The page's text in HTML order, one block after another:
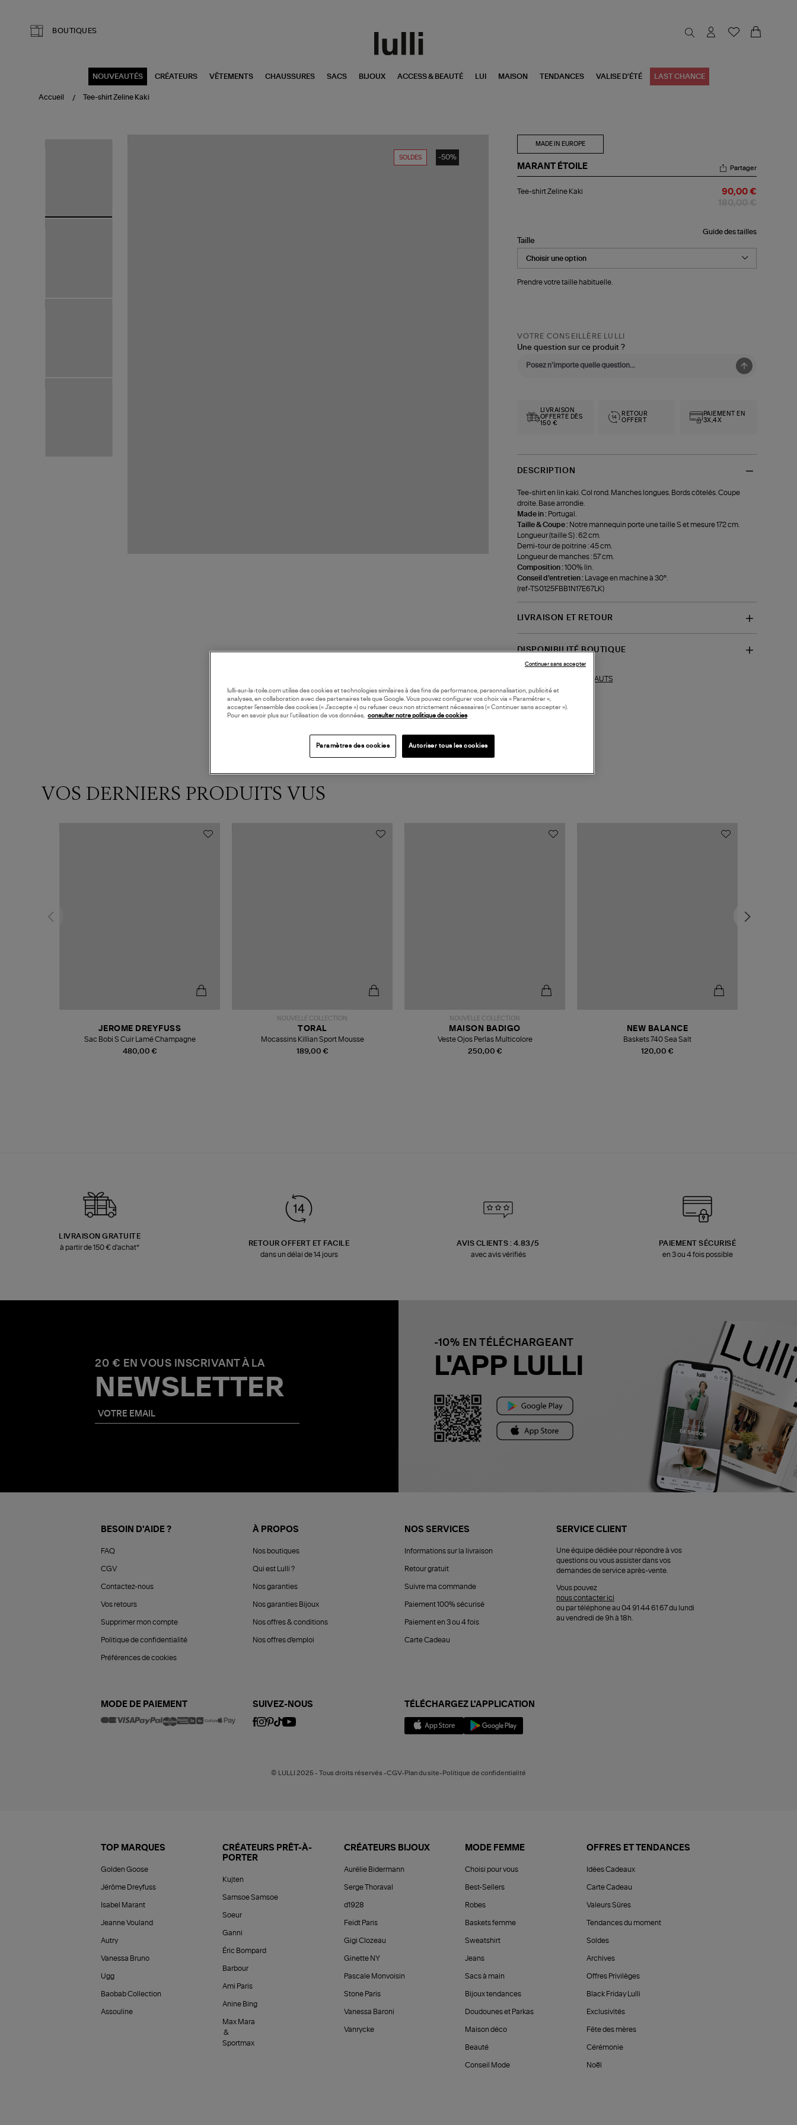
BOUTIQUES
NOUVEAUTÉS CRÉATEURS VÊTEMENTS CHAUSSURES SACS BIJOUX ACCESS & BEAUTÉ LUI MAISON TENDANCES VALISE D'ÉTÉ LAST CHANCE
Accueil Tee-shirt Zeline Kaki
SOLDES -50%
MADE IN EUROPE
MARANT ÉTOILE
shirt
Partager
Tee-shirt Zeline Kaki 90,00 €
Guide des tailles
Taille
Prendre votre taille habituelle.
VOTRE CONSEILLÈRE LULLI
Une question sur ce produit ?
LIVRAISON
OFFERTE DÈS
150 €
RETOUR
OFFERT
PAIEMENT EN
3X,4X
DESCRIPTION
Tee-shirt en lin kaki. Col rond. Manches longues. Bords côtelés. Coupe
droite. Base arrondie.
Made in : Portugal.
Taille & Coupe : Notre mannequin porte une taille S et mesure 172 cm.
Longueur (taille S) : 62 cm.
Demi-tour de poitrine : 45 cm.
Longueur de manches : 57 cm.
Composition :100% lin.
Conseil d'entretien :
Lavage en machine à 30°.
(ref-TS0125FBB1N17E67LK)
LIVRAISON ET RETOUR
DISPONIBILITÉ BOUTIQUE
HAUTS
VOS DERNIERS PRODUITS VUS
480,00 €
JEROME DREYFUSS
Sac Bobi S Cuir Lamé Champagne
NOUVELLE COLLECTION
189,00 €
TORAL
Mocassins Killian Sport Mousse
NOUVELLE COLLECTION
250,00 €
MAISON BADIGO
Veste Ojos Perlas Multicolore
120,00 €
NEW BALANCE
Baskets 740 Sea Salt
LIVRAISON GRATUITE
à partir de 150 € d'achat*
RETOUR OFFERT ET FACILE
dans un délai de 14 jours
AVIS CLIENTS : 4.83/5
avec avis vérifiés
PAIEMENT SÉCURISÉ
en 3 ou 4 fois possible
20 € EN VOUS INSCRIVANT À LA
NEWSLETTER
-10% EN TÉLÉCHARGEANT
L'APP LULLI
BESOIN D'AIDE ?
FAQ
CGV
Contactez-nous
Vos retours
Supprimer mon compte
Politique de confidentialité
Préférences de cookies
À PROPOS
Nos boutiques
Qui est Lulli ?
Nos garanties
Nos garanties Bijoux
Nos offres & conditions
Nos offres d'emploi
NOS SERVICES
Informations sur la livraison
Retour gratuit
Suivre ma commande
Paiement 100% sécurisé
Paiement en 3 ou 4 fois
Carte Cadeau
SERVICE CLIENT
Une équipe dédiée pour répondre à vos
questions ou vous assister dans vos
demandes de service après-vente.
Vous pouvez
nous contacter ici
ou par téléphone au 04 91 44 61 67 du lundi
au vendredi de 9h à 18h.
MODE DE PAIEMENT SUIVEZ-NOUS TÉLÉCHARGEZ L'APPLICATION
© LULLI 2025 - Tous droits réservés -CGV-Plan du site-Politique de confidentialité
TOP MARQUES
Golden Goose
Jérôme Dreyfuss
Isabel Marant
Jeanne Vouland
Autry
Vanessa Bruno
Ugg
Baobab Collection
Assouline
CRÉATEURS PRÊT-À-
PORTER
Kujten
Samsoe Samsoe
Soeur
Ganni
Éric Bompard
Barbour
Ami Paris
Anine Bing
Max Mara
&
Sportmax
CRÉATEURS BIJOUX
Aurélie Bidermann
Serge Thoraval
d1928
Feidt Paris
Gigi Clozeau
Ginette NY
Pascale Monvoisin
Stone Paris
Vanessa Baroni
Vanrycke
MODE FEMME
Choisi pour vous
Best-Sellers
Robes
Baskets femme
Sweatshirt
Jeans
Sacs à main
Bijoux tendances
Doudounes et Parkas
Maison déco
Beauté
Conseil Mode
OFFRES ET TENDANCES
Idées Cadeaux
Carte Cadeau
Valeurs Sûres
Tendances du moment
Soldes
Archives
Offres Privilèges
Black Friday Lulli
Exclusivités
Fête des mères
Cérémonie
Noël
lulli-sur-la-toile.com utilise des cookies et technologies similaires à des fins de performance, personnalisation, publicité et
analyses, en collaboration avec des partenaires tels que Google. Vous pouvez configurer vos choix via « Paramétrer »,
accepter l’ensemble des cookies (« J’accepte ») ou refuser ceux non strictement nécessaires (« Continuer sans accepter »).
Pour en savoir plus sur l’utilisation de vos données,
consulter notre politique de cookies
Paramètres des cookies Autoriser tous les cookies
Continuer sans accepter